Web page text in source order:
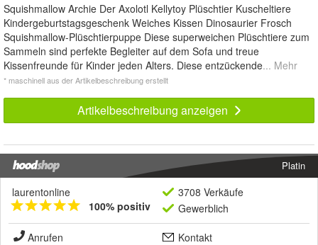
Squishmallow Archie Der Axolotl Kellytoy Plüschtier Kuscheltiere
Kindergeburtstagsgeschenk Weiches Kissen Dinosaurier Frosch
Squishmallow-Plüschtierpuppe Diese superweichen Plüschtiere zum
Sammeln sind perfekte Begleiter auf dem Sofa und treue
Kissenfreunde für Kinder jeden Alters. Diese entzückende... Mehr
* maschinell aus der Artikelbeschreibung erstellt
Artikelbeschreibung anzeigen
Platin
laurentonline
100% positiv
3708 Verkäufe
Gewerblich
Anrufen
Kontakt